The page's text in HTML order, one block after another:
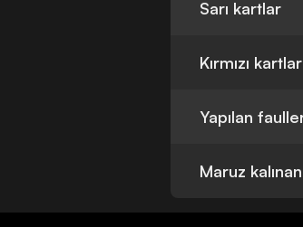
Sarı kartlar
Kırmızı kartlar
Yapılan
Maruz